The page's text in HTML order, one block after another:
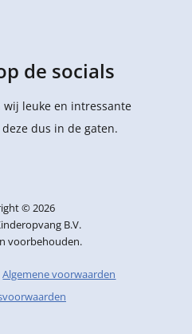
de socials
wij leuke en intressante
dus in de gaten.
© 2026
B.V.
voorbehouden.
Algemene voorwaarden